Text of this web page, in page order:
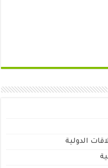
الدولية